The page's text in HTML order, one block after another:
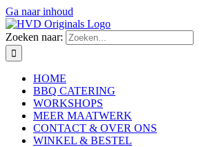
Ga naar inhoud
Zoeken naar:
HOME
BBQ CATERING
WORKSHOPS
MEER MAATWERK
CONTACT & OVER ONS
WINKEL & BESTEL